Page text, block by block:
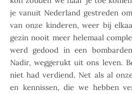
je vanuit Nederland gestreden
van onze kinderen, weer bij
gezin nooit meer helemaal
werd gedood in een
Nadir, weggerukt uit ons leven.
niet had verdiend. Net als al
en kennissen, die we hebben